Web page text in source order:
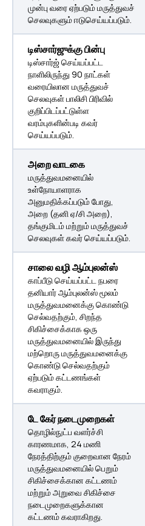
முன்பு வரை ஏற்படும் மருத்துவச்
செலவுகளும் ஈடுசெய்யப்படும்.
டிஸ்சார்ஜுக்கு பின்பு
டிஸ்சார்ஜ் செய்யப்பட்ட
நாளிலிருந்து 90 நாட்கள்
வரையிலான மருத்துவச்
செலவுகள் பாலிசி பிரிவில்
குறிப்பிடப்பட்டுள்ள
வரம்புகளின்படி கவர்
செய்யப்படும்.
அறை வாடகை
மருத்துவமனையில்
உள்நோயாளராக
அனுமதிக்கப்படும் போது,
அறை (தனி ஏ/சி அறை),
தங்குமிடம் மற்றும் மருத்துவச்
செலவுகள் கவர் செய்யப்படும்.
சாலை வழி ஆம்புலன்ஸ்
காப்பீடு செய்யப்பட்ட நபரை
தனியார் ஆம்புலன்ஸ் மூலம்
மருத்துவமனைக்கு கொண்டு
செல்வதற்கும், சிறந்த
சிகிச்சைக்காக ஒரு
மருத்துவமனையில் இருந்து
மற்றொரு மருத்துவமனைக்கு
கொண்டு செல்வதற்கும்
ஏற்படும் கட்டணங்கள்
கவராகும்.
டே கேர் நடைமுறைகள்
தொழில்நுட்ப வளர்ச்சி
காரணமாக, 24 மணி
நேரத்திற்கும் குறைவான நேரம்
மருத்துவமனையில் பெறும்
சிகிச்சைக்கான கட்டணம்
மற்றும் அறுவை சிகிச்சை
நடைமுறைகளுக்கான
கட்டணம் கவராகிறது.